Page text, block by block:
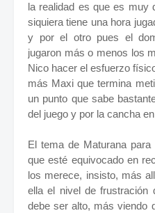
la realidad es que es muy
siquiera tiene una hora
y por el otro pues el
jugaron más o menos los
Nico hacer el esfuerzo
más Maxi que termina
un punto que sabe
del juego y por la cancha
El tema de Maturana
que esté equivocado en
los merece, insisto, más
ella el nivel de frustración
debe ser alto, más viendo